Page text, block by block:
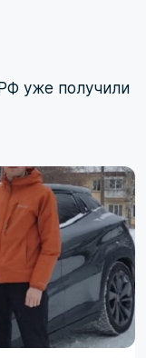
уже получили